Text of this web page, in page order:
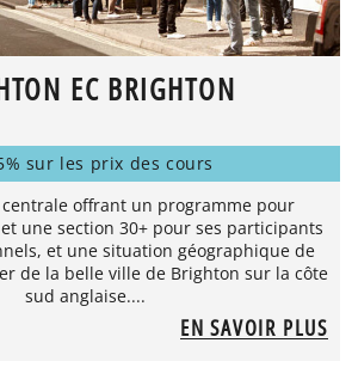
EC BRIGHTON
sur les prix des cours
centrale offrant un programme pour
une section 30+ pour ses participants
et une situation géographique de
de la belle ville de Brighton sur la côte
sud anglaise....
EN SAVOIR PLUS